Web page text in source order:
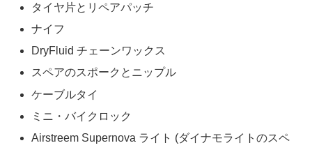
タイヤ片とリペアパッチ
ナイフ
DryFluid チェーンワックス
スペアのスポークとニップル
ケーブルタイ
ミニ・バイクロック
Airstreem Supernova ライト (ダイナモライトのスペ